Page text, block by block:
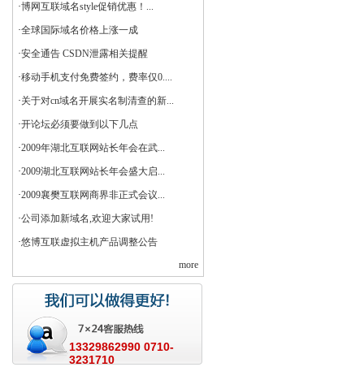
·博网互联域名style促销优惠！...
·全球国际域名价格上涨一成
·安全通告 CSDN泄露相关提醒
·移动手机支付免费签约，费率仅0....
·关于对cn域名开展实名制清查的新...
·开论坛必须要做到以下几点
·2009年湖北互联网站长年会在武...
·2009湖北互联网站长年会盛大启...
·2009襄樊互联网商界非正式会议...
·公司添加新域名,欢迎大家试用!
·悠博互联虚拟主机产品调整公告
more
13329862990 0710-
3231710